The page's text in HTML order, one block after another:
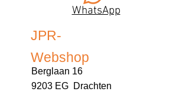
WhatsApp
JPR-
Webshop
Berglaan 16
9203 EG Drachten